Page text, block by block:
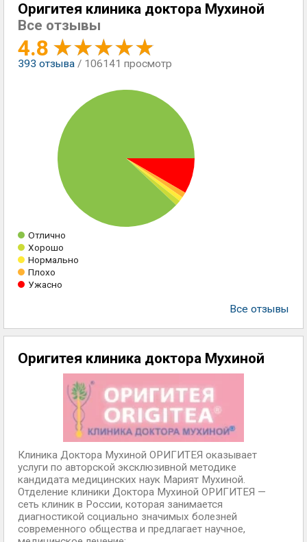
Оригитея клиника доктора Мухиной
Все отзывы
4.8
393 отзыва / 106141 просмотр
Отлично
Хорошо
Нормально
Плохо
Ужасно
Все отзывы
Оригитея клиника доктора Мухиной
Клиника Доктора Мухиной ОРИГИТЕЯ оказывает
услуги по авторской эксклюзивной методике
кандидата медицинских наук Марият Мухиной.
Отделение клиники Доктора Мухиной ОРИГИТЕЯ —
сеть клиник в России, которая занимается
диагностикой социально значимых болезней
современного общества и предлагает научное,